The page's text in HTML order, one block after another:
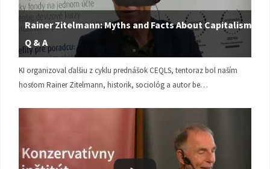
Rainer Zitelmann: Myths and Facts About Capitalism |
Q & A
KI organizoval ďalšiu z cyklu prednášok CEQLS, tentoraz bol naším
hosťom Rainer Zitelmann, historik, sociológ a autor be…